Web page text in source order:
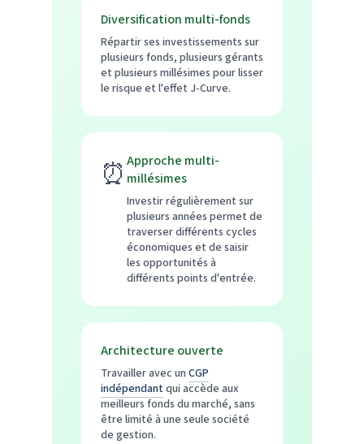
Diversification multi-fonds
Répartir ses investissements sur
plusieurs fonds, plusieurs gérants
et plusieurs millésimes pour lisser
le risque et l'effet J-Curve.
⏰ Approche multi-
millésimes
Investir régulièrement sur
plusieurs années permet de
traverser différents cycles
économiques et de saisir
les opportunités à
différents points d'entrée.
Architecture ouverte
Travailler avec un CGP
indépendant qui accède aux
meilleurs fonds du marché, sans
être limité à une seule société
de gestion.